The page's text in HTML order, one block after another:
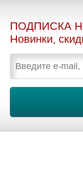
ПОДПИСКА
Новинки,